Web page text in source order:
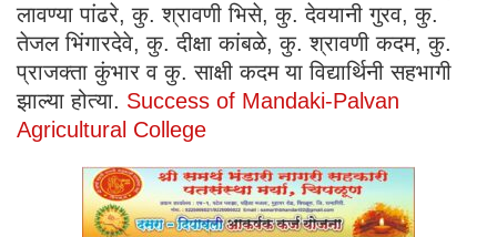
लावण्या पांढरे, कु. श्रावणी भिसे, कु. देवयानी गुरव, कु.
तेजल भिंगारदेवे, कु. दीक्षा कांबळे, कु. श्रावणी कदम, कु.
प्राजक्ता कुंभार व कु. साक्षी कदम या विद्यार्थिनी सहभागी
झाल्या होत्या. Success of Mandaki-Palvan
Agricultural College